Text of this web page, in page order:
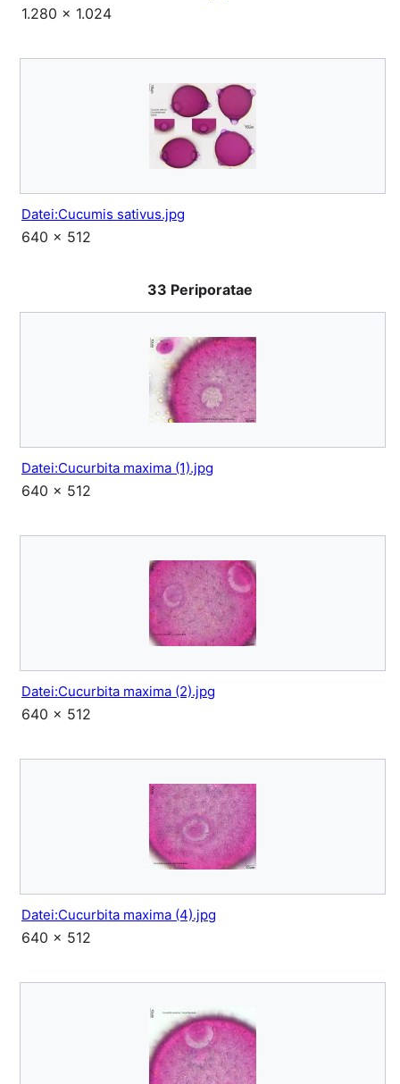
1.280 × 1.024
Datei:Cucumis sativus.jpg
640 × 512
33 Periporatae
Datei:Cucurbita maxima (1).jpg
640 × 512
Datei:Cucurbita maxima (2).jpg
640 × 512
Datei:Cucurbita maxima (4).jpg
640 × 512